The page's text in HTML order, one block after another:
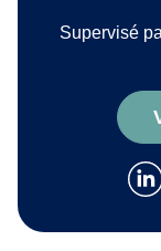
Supervisé